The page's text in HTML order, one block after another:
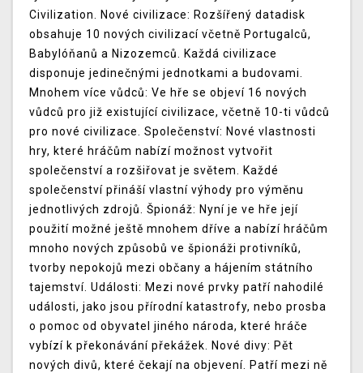
Civilization. Nové civilizace: Rozšířený datadisk
obsahuje 10 nových civilizací včetně Portugalců,
Babylóňanů a Nizozemců. Každá civilizace
disponuje jedinečnými jednotkami a budovami.
Mnohem více vůdců: Ve hře se objeví 16 nových
vůdců pro již existující civilizace, včetně 10-ti vůdců
pro nové civilizace. Společenství: Nové vlastnosti
hry, které hráčům nabízí možnost vytvořit
společenství a rozšiřovat je světem. Každé
společenství přináší vlastní výhody pro výměnu
jednotlivých zdrojů. Špionáž: Nyní je ve hře její
použití možné ještě mnohem dříve a nabízí hráčům
mnoho nových způsobů ve špionáži protivníků,
tvorby nepokojů mezi občany a hájením státního
tajemství. Události: Mezi nové prvky patří nahodilé
události, jako jsou přírodní katastrofy, nebo prosba
o pomoc od obyvatel jiného národa, které hráče
vybízí k překonávání překážek. Nové divy: Pět
nových divů, které čekají na objevení. Patří mezi ně